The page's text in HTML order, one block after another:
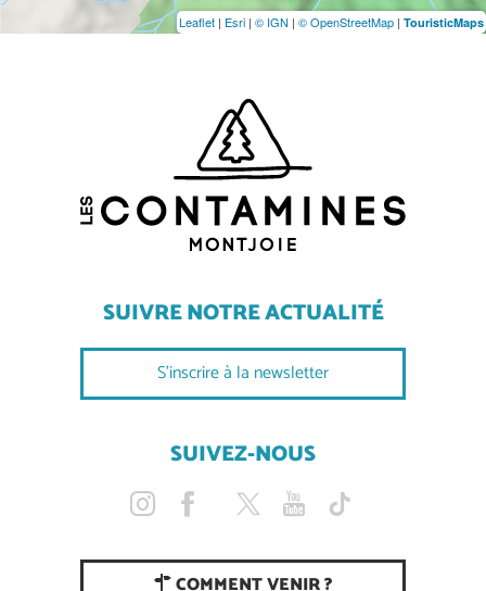
Leaflet | Esri | © IGN | © OpenStreetMap | TouristicMaps
SUIVRE NOTRE ACTUALITÉ
S'inscrire à la newsletter
SUIVEZ-NOUS